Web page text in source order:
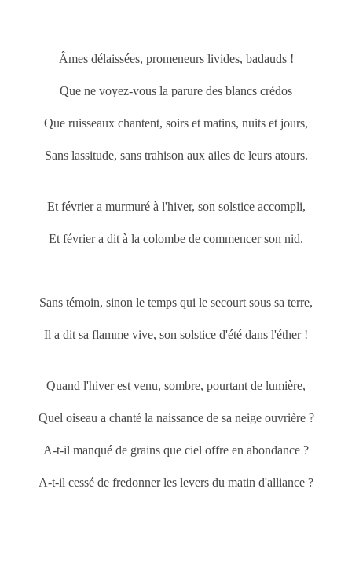
Âmes délaissées, promeneurs livides, badauds !
Que ne voyez-vous la parure des blancs crédos
Que ruisseaux chantent, soirs et matins, nuits et jours,
Sans lassitude, sans trahison aux ailes de leurs atours.
Et février a murmuré à l'hiver, son solstice accompli,
Et février a dit à la colombe de commencer son nid.
Sans témoin, sinon le temps qui le secourt sous sa terre,
Il a dit sa flamme vive, son solstice d'été dans l'éther !
Quand l'hiver est venu, sombre, pourtant de lumière,
Quel oiseau a chanté la naissance de sa neige ouvrière ?
A-t-il manqué de grains que ciel offre en abondance ?
A-t-il cessé de fredonner les levers du matin d'alliance ?